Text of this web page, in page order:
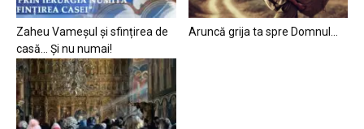
Zaheu Vameșul și sfințirea de
casă… Și nu numai!
Aruncă grija ta spre Domnul…